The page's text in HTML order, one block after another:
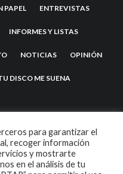
PAPEL ENTREVISTAS
INFORMES Y LISTAS
NOTICIAS OPINIÓN
DISCO ME SUENA
para garantizar el
recoger información
y mostrarte
en el análisis de tu